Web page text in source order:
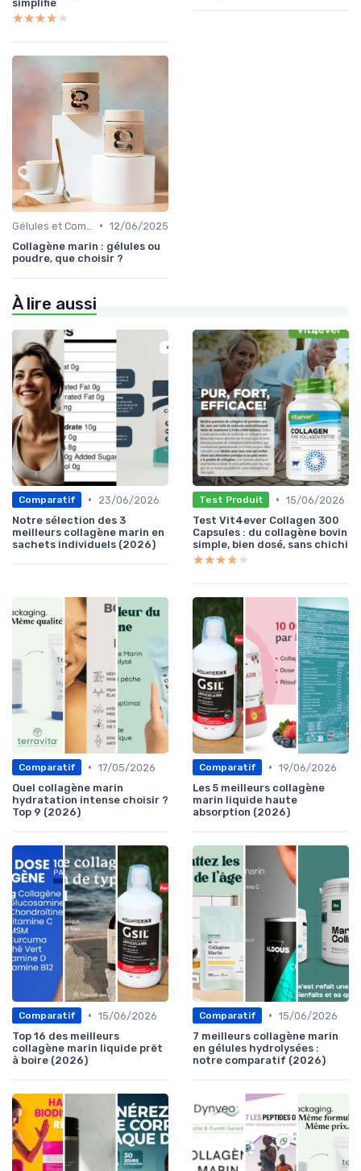
simplifié
★★★★★
★★★★★
• 12/06/2025
Collagène marin : gélules ou
poudre, que choisir ?
À lire aussi
Comparatif •
23/06/2026
Notre sélection des 3
meilleurs collagène marin en
sachets individuels (2026)
Test Produit • 15/06/2026
Test Vit4ever Collagen 300
Capsules : du collagène bovin
simple, bien dosé, sans chichi
★★★★★
★★★★★
Comparatif • 17/05/2026
Quel collagène marin
hydratation intense choisir ?
Top 9 (2026)
Comparatif • 19/06/2026
Les 5 meilleurs collagène
marin liquide haute
absorption (2026)
Comparatif • 15/06/2026
Top 16 des meilleurs
collagène marin liquide prêt
à boire (2026)
Comparatif • 15/06/2026
7 meilleurs collagène marin
en gélules hydrolysées :
notre comparatif (2026)